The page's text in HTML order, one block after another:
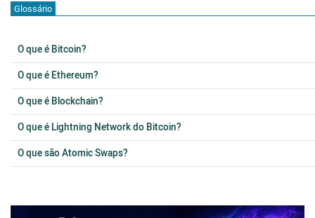
Glossário
O que é Bitcoin?
O que é Ethereum?
O que é Blockchain?
O que é Lightning Network do Bitcoin?
O que são Atomic Swaps?